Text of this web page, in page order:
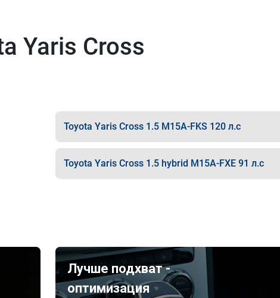
Yaris Cross
Toyota Yaris Cross 1.5 M15A-FKS 120 л.с
Toyota Yaris Cross 1.5 hybrid M15A-FXE 91 л.с
Лучше подхват -
оптимизация